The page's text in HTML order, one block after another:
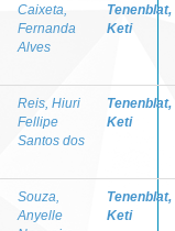
Caixeta,
Fernanda
Alves
Tenenblat,
Keti
Reis, Hiuri
Fellipe
Santos dos
Tenenblat,
Keti
Souza,
Anyelle
Tenenblat,
Keti